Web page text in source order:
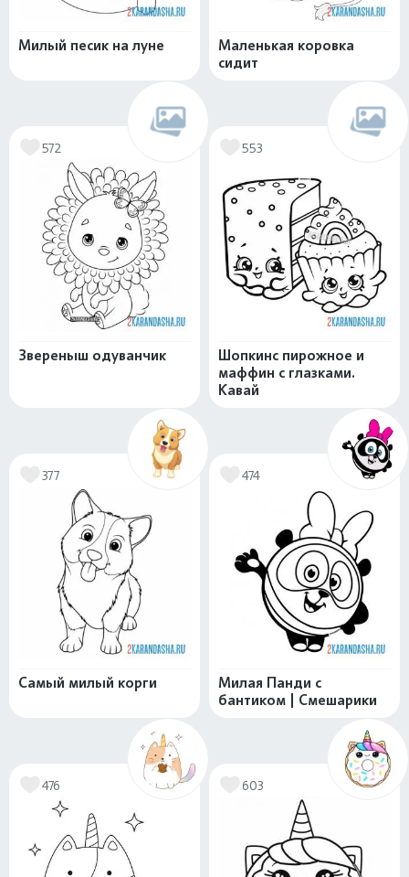
Милый песик на луне
Маленькая коровка
сидит
572
Звереныш одуванчик
553
Шопкинс пирожное и
маффин с глазками.
Кавай
377
Самый милый корги
474
Милая Панди с
бантиком | Смешарики
476 603